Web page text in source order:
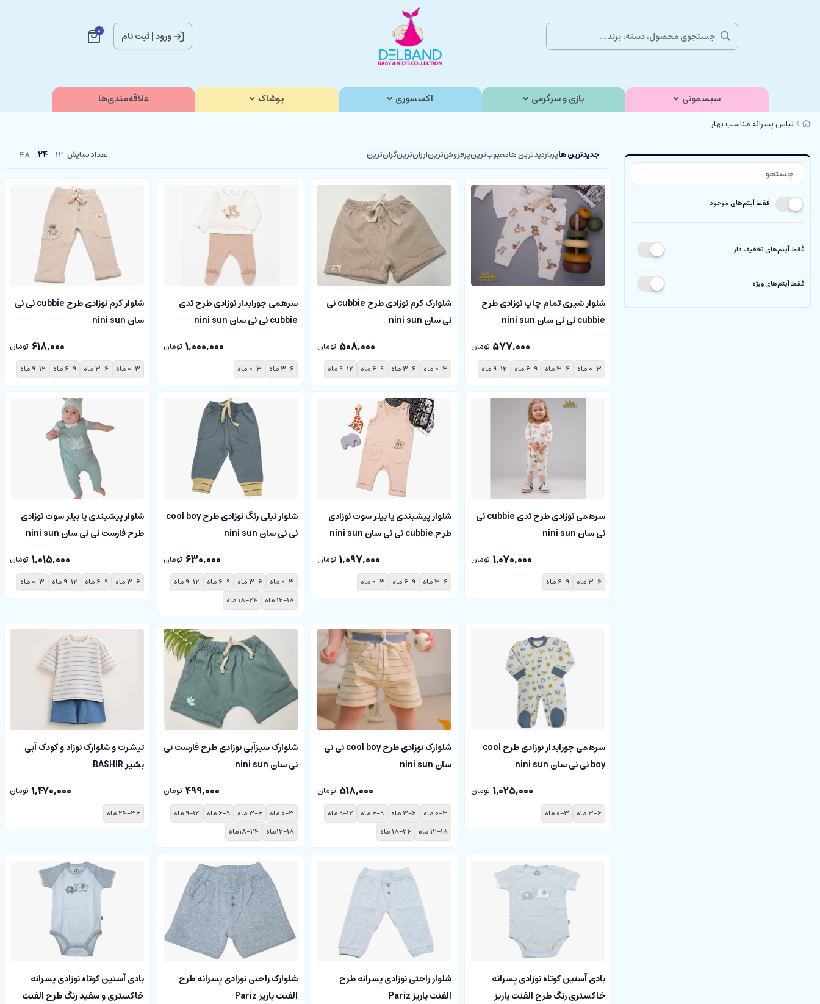
ورود|ثبت نام 0
سیسمونی بازی و سرگرمی اکسسوری پوشاک علاقه‌مندی‌ها
لباس پسرانه مناسب بهار
فقط آیتم‌های موجود
فقط آیتم‌های تخفیف دار
فقط آیتم‌های ویژه
جدیدترین هاپربازدیدترین هامحبوب‌‌ترینپرفروش‌ترینارزان‌ترینگران‌ترین تعداد نمایش 12
24
48
شلوار شیری تمام چاپ نوزادی طرح
cubbie نی نی سان nini sun
577,000 تومان
0-3 ماه
3-6 ماه 6-9 ماه 9-12 ماه
شلوارک کرم نوزادی طرح cubbie نی
نی سان nini sun
508,000 تومان
0-3 ماه
3-6 ماه 6-9 ماه 9-12 ماه
سرهمی جورابدار نوزادی طرح تدی
cubbie نی نی سان nini sun
1,000,000 تومان
3-6 ماه
0-3 ماه
شلوار کرم نوزادی طرح cubbie نی نی
سان nini sun
618,000 تومان
0-3 ماه
3-6 ماه 6-9 ماه 9-12 ماه
سرهمی نوزادی طرح تدی cubbie نی
نی سان nini sun
1,070,000 تومان
3-6 ماه
6-9 ماه
شلوار پیشبندی یا بیلر سوت نوزادی
طرح cubbie نی نی سان nini sun
1,097,000 تومان
3-6 ماه
6-9 ماه 0-3 ماه
شلوار نیلی رنگ نوزادی طرح cool boy
نی نی سان nini sun
630,000 تومان
0-3 ماه
3-6 ماه 6-9 ماه
9-12 ماه
12-18 ماه
18-24 ماه
شلوار پیشبندی یا بیلر سوت نوزادی
طرح فارست نی نی سان nini sun
1,015,000 تومان
3-6 ماه
6-9 ماه 9-12 ماه 0-3 ماه
سرهمی جورابدار نوزادی طرح cool
boy نی نی سان nini sun
1,025,000 تومان
3-6 ماه
0-3 ماه
شلوارک نوزادی طرح cool boy نی نی
سان nini sun
518,000 تومان
0-3 ماه
3-6 ماه 6-9 ماه
9-12 ماه
12-18 ماه
18-24 ماه
شلوارک سبزآبی نوزادی طرح فارست نی
نی سان nini sun
499,000 تومان
0-3 ماه
3-6 ماه 6-9 ماه
9-12 ماه
12-18ماه
18-24ماه
تیشرت و شلوارک نوزاد و کودک آبی
بشیر BASHIR
1,470,000 تومان
24-36 ماه
بادی آستین کوتاه نوزادی پسرانه
خاکستری رنگ طرح الفنت پاریز
شلوار راحتی نوزادی پسرانه طرح
الفنت پاریز Pariz
شلوارک راحتی نوزادی پسرانه طرح
الفنت پاریز Pariz
بادی آستین کوتاه نوزادی پسرانه
خاکستری و سفید رنگ طرح الفنت